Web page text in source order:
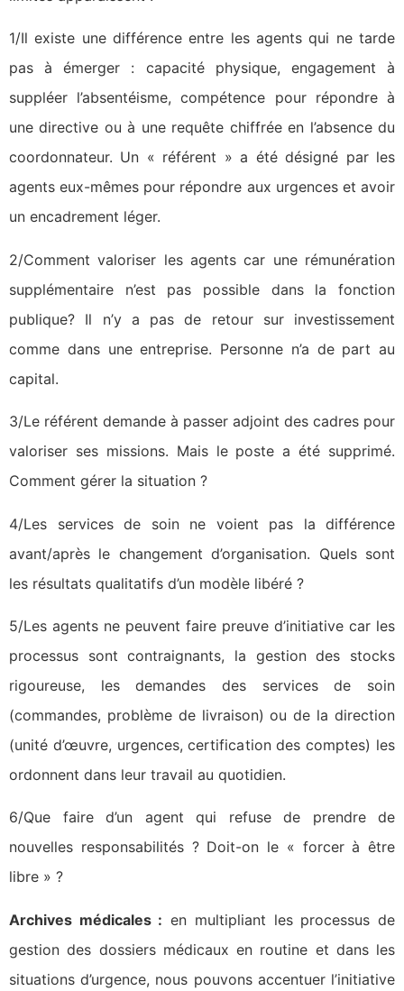
1/Il existe une différence entre les agents qui ne tarde
pas à émerger : capacité physique, engagement à
suppléer l’absentéisme, compétence pour répondre à
une directive ou à une requête chiffrée en l’absence du
coordonnateur. Un « référent » a été désigné par les
agents eux-mêmes pour répondre aux urgences et avoir
un encadrement léger.
2/Comment valoriser les agents car une rémunération
supplémentaire n’est pas possible dans la fonction
publique? Il n’y a pas de retour sur investissement
comme dans une entreprise. Personne n’a de part au
capital.
3/Le référent demande à passer adjoint des cadres pour
valoriser ses missions. Mais le poste a été supprimé.
Comment gérer la situation ?
4/Les services de soin ne voient pas la différence
avant/après le changement d’organisation. Quels sont
les résultats qualitatifs d’un modèle libéré ?
5/Les agents ne peuvent faire preuve d’initiative car les
processus sont contraignants, la gestion des stocks
rigoureuse, les demandes des services de soin
(commandes, problème de livraison) ou de la direction
(unité d’œuvre, urgences, certification des comptes) les
ordonnent dans leur travail au quotidien.
6/Que faire d’un agent qui refuse de prendre de
nouvelles responsabilités ? Doit-on le « forcer à être
libre » ?
Archives médicales : en multipliant les processus de
gestion des dossiers médicaux en routine et dans les
situations d’urgence, nous pouvons accentuer l’initiative